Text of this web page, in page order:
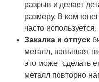
разрыв и делает
размеру. В
часто используется.
Закалка и отпуск
металл, повышая
это может сделать
металл повторно